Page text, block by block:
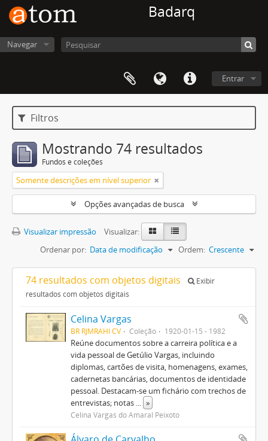
Badarq
Navegar
Entrar
Filtros
Mostrando 74 resultados
Fundos e coleções
Somente descrições em nível superior
Opções avançadas de busca
Visualizar impressão
Visualizar:
Ordenar por: Data de modificação Ordem: Crescente
74 resultados com objetos digitais
Exibir
resultados com objetos digitais
Celina Vargas
BR RJMRAHI CV Coleção 1920-01-15 - 1982
Reúne documentos sobre a carreira política e a
vida pessoal de Getúlio Vargas, incluindo
diplomas, cartões de visita, homenagens, exames,
cadernetas bancárias, documentos de identidade
pessoal. Destacam-se um fichário com trechos de
entrevistas; notas ... »
Celina Vargas do Amaral Peixoto